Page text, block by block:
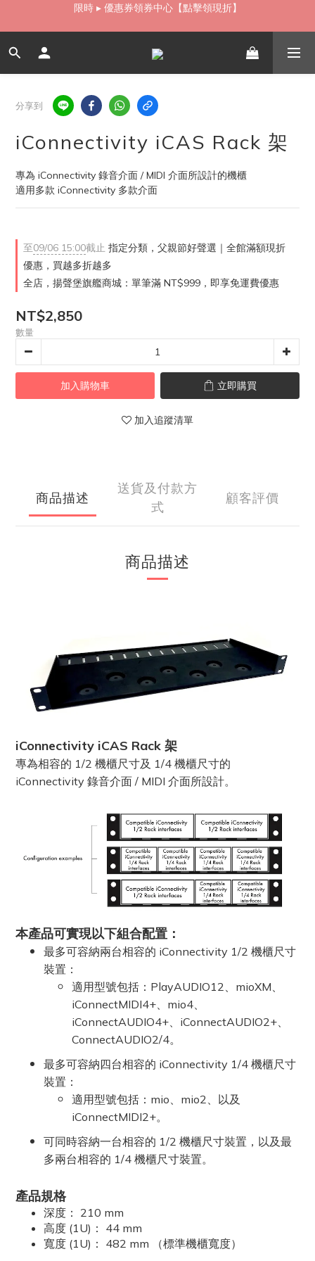
如需當日配送貨海外寄送，歡迎直接與我們聯繫
如需當日配送貨海外寄送，歡迎直接與我們聯繫
分享到
iConnectivity iCAS Rack 架
專為 iConnectivity 錄音介面 / MIDI 介面所設計的機櫃
適用多款 iConnectivity 多款介面
至09/06 15:00截止 指定分類，父親節好聲選｜全館滿額現折
優惠，買越多折越多
全店，揚聲堡旗艦商城：單筆滿 NT$999，即享免運費優惠
NT$2,850
數量
加入購物車 立即購買
加入追蹤清單
商品描述
送貨及付款方
式
顧客評價
商品描述
iConnectivity iCAS Rack 架
專為相容的 1/2 機櫃尺寸及 1/4 機櫃尺寸的
iConnectivity 錄音介面 / MIDI 介面所設計。
本產品可實現以下組合配置：
最多可容納兩台相容的 iConnectivity 1/2 機櫃尺寸
裝置：
適用型號包括：PlayAUDIO12、mioXM、
iConnectMIDI4+、mio4、
iConnectAUDIO4+、iConnectAUDIO2+、
ConnectAUDIO2/4。
最多可容納四台相容的 iConnectivity 1/4 機櫃尺寸
裝置：
適用型號包括：mio、mio2、以及
iConnectMIDI2+。
可同時容納一台相容的 1/2 機櫃尺寸裝置，以及最
多兩台相容的 1/4 機櫃尺寸裝置。
產品規格
深度： 210 mm
高度 (1U)： 44 mm
寬度 (1U)： 482 mm （標準機櫃寬度）